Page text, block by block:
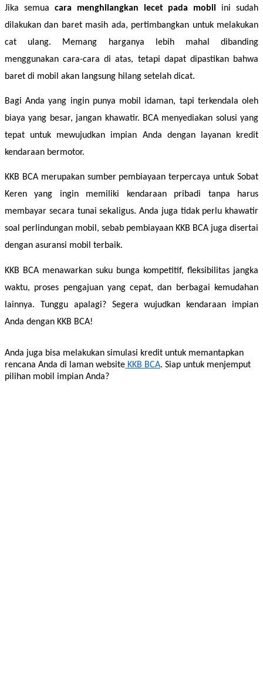
Jika semua cara menghilangkan lecet pada mobil ini sudah
dilakukan dan baret masih ada, pertimbangkan untuk melakukan
cat ulang. Memang harganya lebih mahal dibanding
menggunakan cara-cara di atas, tetapi dapat dipastikan bahwa
baret di mobil akan langsung hilang setelah dicat.
Bagi Anda yang ingin punya mobil idaman, tapi terkendala oleh
biaya yang besar, jangan khawatir. BCA menyediakan solusi yang
tepat untuk mewujudkan impian Anda dengan layanan kredit
kendaraan bermotor.
KKB BCA merupakan sumber pembiayaan terpercaya untuk Sobat
Keren yang ingin memiliki kendaraan pribadi tanpa harus
membayar secara tunai sekaligus. Anda juga tidak perlu khawatir
soal perlindungan mobil, sebab pembiayaan KKB BCA juga disertai
dengan asuransi mobil terbaik.
KKB BCA menawarkan suku bunga kompetitif, fleksibilitas jangka
waktu, proses pengajuan yang cepat, dan berbagai kemudahan
lainnya. Tunggu apalagi? Segera wujudkan kendaraan impian
Anda dengan KKB BCA!
Anda juga bisa melakukan simulasi kredit untuk memantapkan
rencana Anda di laman website KKB BCA. Siap untuk menjemput
pilihan mobil impian Anda?